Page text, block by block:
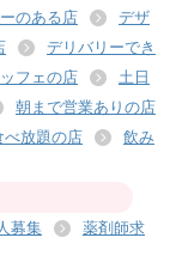
のある店
デザ
デリバリーでき
フェの店
土日
朝まで営業ありの店
べ放題の店
飲み
募集
薬剤師求